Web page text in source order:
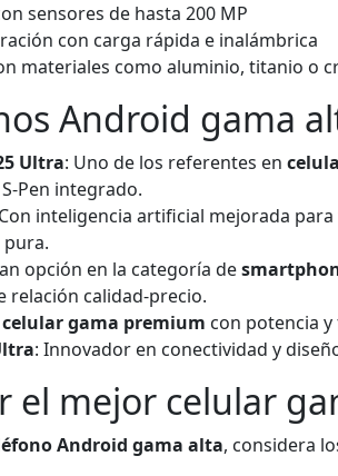
sensores de hasta 200 MP
con carga rápida e inalámbrica
materiales como aluminio, titanio o
Android gama
Ultra: Uno de los referentes en
Pen integrado.
inteligencia artificial mejorada
opción en la categoría de
relación calidad-precio.
celular gama premium con potencia
: Innovador en conectividad y
el mejor celular
Android gama alta, considera